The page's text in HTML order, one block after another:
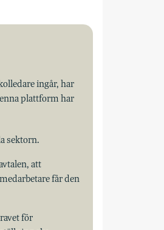
ingår, har
plattform har
sektorn.
att
får den
för